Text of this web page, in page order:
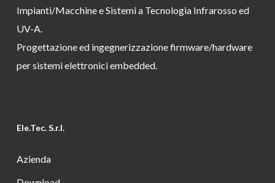
Impianti/Macchine e Sistemi a Tecnologia Infrarosso ed
UV-A.
Progettazione ed ingegnerizzazione firmware/hardware
per sistemi elettronici embedded.
Ele.Tec. S.r.l.
Azienda